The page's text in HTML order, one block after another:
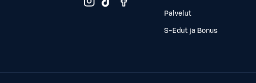
Palvelut
S-Edut ja Bonus